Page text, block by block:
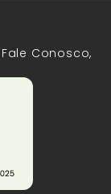
Conosco,